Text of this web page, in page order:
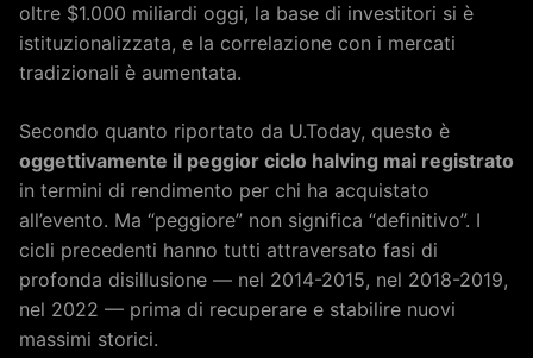
oltre $1.000 miliardi oggi, la base di investitori si è
istituzionalizzata, e la correlazione con i mercati
tradizionali è aumentata.
Secondo quanto riportato da U.Today, questo è
oggettivamente il peggior ciclo halving mai registrato
in termini di rendimento per chi ha acquistato
all’evento. Ma “peggiore” non significa “definitivo”. I
cicli precedenti hanno tutti attraversato fasi di
profonda disillusione — nel 2014-2015, nel 2018-2019,
nel 2022 — prima di recuperare e stabilire nuovi
massimi storici.